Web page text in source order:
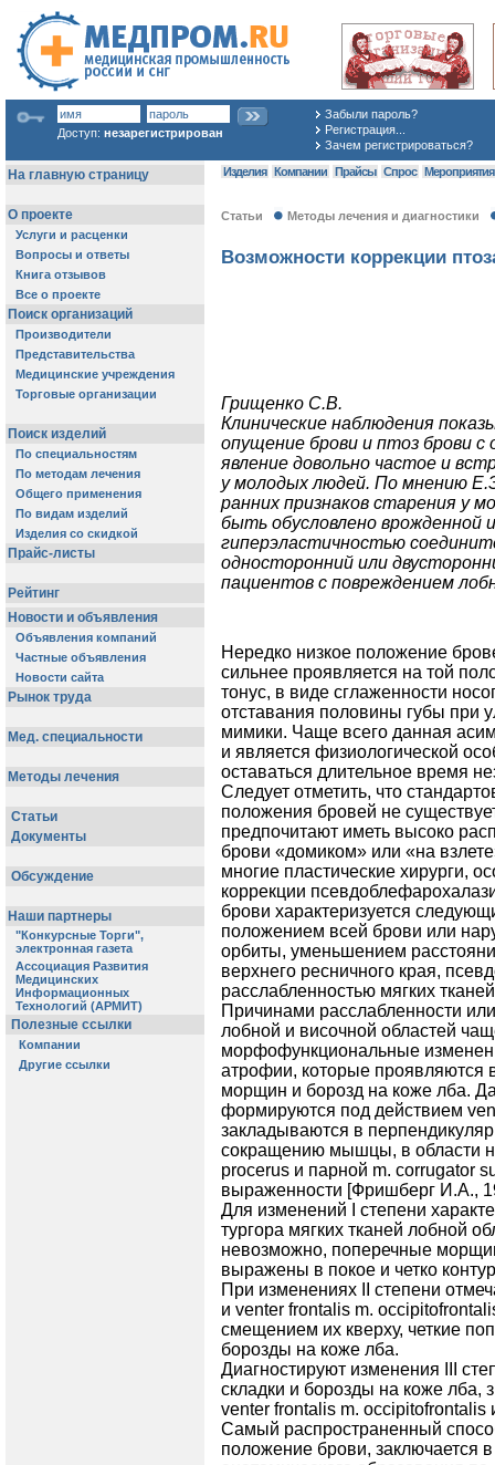
Доступ: незарегистрирован
Забыли пароль?
Регистрация...
Зачем регистрироваться?
Изделия Компании Прайсы Спрос Мероприятия
Статьи Методы лечения и диагностики
Возможности коррекции
Грищенко С.В.
Клинические наблюдения
опущение брови и птоз брови с
явление довольно частое и
у молодых людей. По мнению
ранних признаков старения у
быть обусловлено врожденной
гиперэластичностью
односторонний или
пациентов с повреждением
Нередко низкое положение
сильнее проявляется на той
тонус, в виде сглаженности
отставания половины губы при
мимики. Чаще всего данная
и является физиологической
оставаться длительное время
Следует отметить, что
положения бровей не
предпочитают иметь высоко
брови «домиком» или «на
многие пластические хирурги,
коррекции
брови характеризуется
положением всей брови или
орбиты, уменьшением
верхнего ресничного края,
расслабленностью мягких
Причинами расслабленности
лобной и височной областей
морфофункциональные
атрофии, которые проявляются
морщин и борозд на коже лба.
формируются под действием
закладываются в
сокращению мышцы, в области
procerus и парной m. corrugator
выраженности [Фришберг И.А.,
Для изменений I степени
тургора мягких тканей лобной
невозможно, поперечные
выражены в покое и четко
При изменениях II степени
и venter frontalis m.
смещением их кверху, четкие
борозды на коже лба.
Диагностируют изменения III
складки и борозды на коже лба,
venter frontalis m. occipitofrontalis
Самый распространенный
положение брови, заключается